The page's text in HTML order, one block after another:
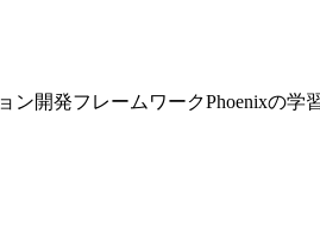
開発フレームワークPhoenixの学